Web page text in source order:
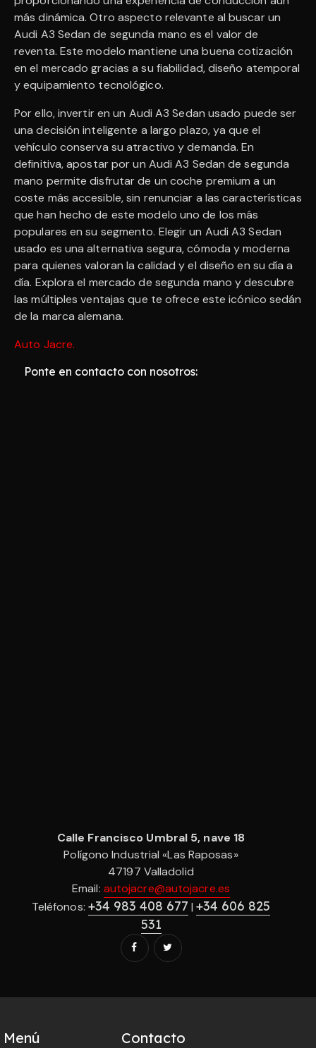
más dinámica. Otro aspecto relevante al buscar un
Audi A3 Sedan de segunda mano es el valor de
reventa. Este modelo mantiene una buena cotización
en el mercado gracias a su fiabilidad, diseño atemporal
y equipamiento tecnológico.
Por ello, invertir en un Audi A3 Sedan usado puede ser
una decisión inteligente a largo plazo, ya que el
vehículo conserva su atractivo y demanda. En
definitiva, apostar por un Audi A3 Sedan de segunda
mano permite disfrutar de un coche premium a un
coste más accesible, sin renunciar a las características
que han hecho de este modelo uno de los más
populares en su segmento. Elegir un Audi A3 Sedan
usado es una alternativa segura, cómoda y moderna
para quienes valoran la calidad y el diseño en su día a
día. Explora el mercado de segunda mano y descubre
las múltiples ventajas que te ofrece este icónico sedán
de la marca alemana.
Auto Jacre.
Calle Francisco Umbral 5, nave 18
Polígono Industrial «Las Raposas»
47197 Valladolid
Email: autojacre@autojacre.es
Teléfonos: +34 983 408 677 |+34 606 825
531
Ponte en contacto con nosotros:
Menú Contacto